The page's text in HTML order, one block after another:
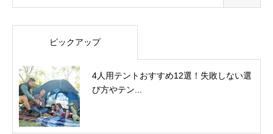
ピックアップ
4人用テントおすすめ12選！失敗しない選
び方やテン...